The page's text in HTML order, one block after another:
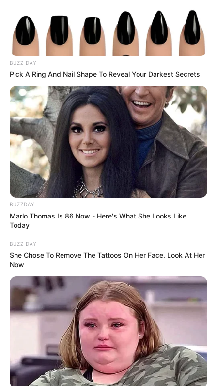
BUZZ DAY
Pick A Ring And Nail Shape To Reveal Your Darkest Secrets!
BUZZDAY
Marlo Thomas Is 86 Now - Here's What She Looks Like
Today
BUZZ DAY
She Chose To Remove The Tattoos On Her Face. Look At Her
Now